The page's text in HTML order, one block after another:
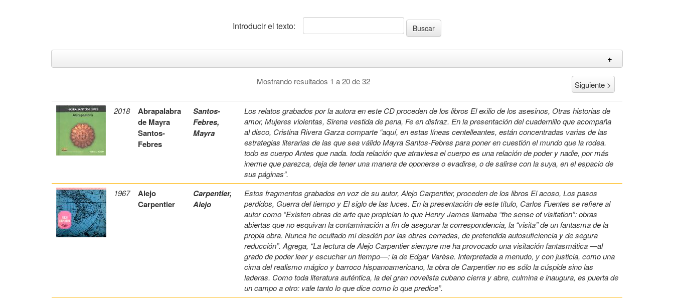
Introducir el texto:
Mostrando resultados 1 a 20 de 32 Siguiente >
2018
Abrapalabra
de Mayra
Santos-
Febres
Santos-
Febres,
Mayra
Los relatos grabados por la autora en este CD proceden de los libros El exilio de los asesinos, Otras historias de
amor, Mujeres violentas, Sirena vestida de pena, Fe en disfraz. En la presentación del cuadernillo que acompaña
al disco, Cristina Rivera Garza comparte “aquí, en estas líneas centelleantes, están concentradas varias de las
estrategias literarias de las que sea válido Mayra Santos-Febres para poner en cuestión el mundo que la rodea.
todo es cuerpo Antes que nada. toda relación que atraviesa el cuerpo es una relación de poder y nadie, por más
inerme que parezca, deja de tener una manera de oponerse o evadirse, o de salirse con la suya, en el espacio de
sus páginas”.
1967
Alejo
Carpentier
Carpentier,
Alejo
Estos fragmentos grabados en voz de su autor, Alejo Carpentier, proceden de los libros El acoso, Los pasos
perdidos, Guerra del tiempo y El siglo de las luces. En la presentación de este título, Carlos Fuentes se refiere al
autor como “Existen obras de arte que propician lo que Henry James llamaba “the sense of visitation”: obras
abiertas que no esquivan la contaminación a fin de asegurar la correspondencia, la “visita” de un fantasma de la
propia obra. Nunca he ocultado mi desdén por las obras cerradas, de pretendida autosuficiencia y de segura
reducción”. Agrega, “La lectura de Alejo Carpentier siempre me ha provocado una visitación fantasmática —al
grado de poder leer y escuchar un tiempo—: la de Edgar Varèse. Interpretada a menudo, y con justicia, como una
cima del realismo mágico y barroco hispanoamericano, la obra de Carpentier no es sólo la cúspide sino las
laderas. Como toda literatura auténtica, la del gran novelista cubano cierra y abre, culmina e inaugura, es puerta de
un campo a otro: vale tanto lo que dice como lo que predice”.